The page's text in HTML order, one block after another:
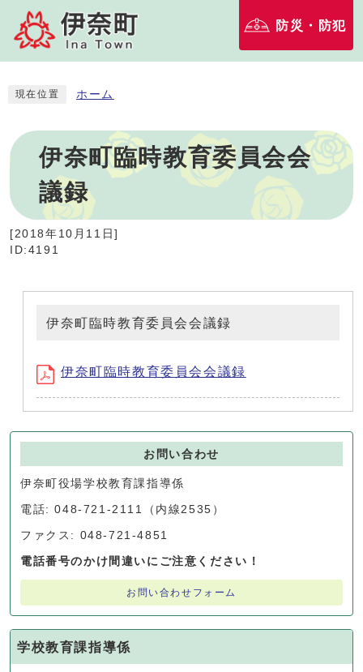
防災・防犯
現在位置 ホーム
伊奈町臨時教育委員会会
議録
[2018年10月11日]
ID:4191
伊奈町臨時教育委員会会議録
伊奈町臨時教育委員会会議録
お問い合わせ
伊奈町役場学校教育課指導係
電話: 048-721-2111（内線2535）
ファクス: 048-721-4851
電話番号のかけ間違いにご注意ください！
お問い合わせフォーム
学校教育課指導係